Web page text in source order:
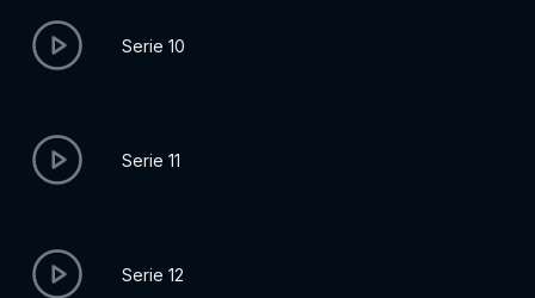
Serie 10
Serie 11
Serie 12